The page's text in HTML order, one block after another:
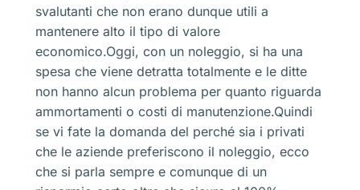
svalutanti che non erano dunque utili a
mantenere alto il tipo di valore
economico.Oggi, con un noleggio, si ha una
spesa che viene detratta totalmente e le ditte
non hanno alcun problema per quanto riguarda
ammortamenti o costi di manutenzione.Quindi
se vi fate la domanda del perché sia i privati
che le aziende preferiscono il noleggio, ecco
che si parla sempre e comunque di un